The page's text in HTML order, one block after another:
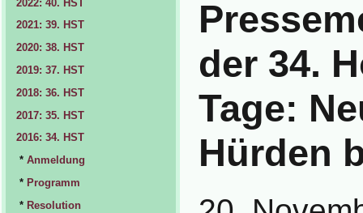
der 34.
Tage:
Hürden
2022: 40. HST
2021: 39. HST
2020: 38. HST
2019: 37. HST
2018: 36. HST
2017: 35. HST
2016: 34. HST
* Anmeldung
* Programm
* Resolution